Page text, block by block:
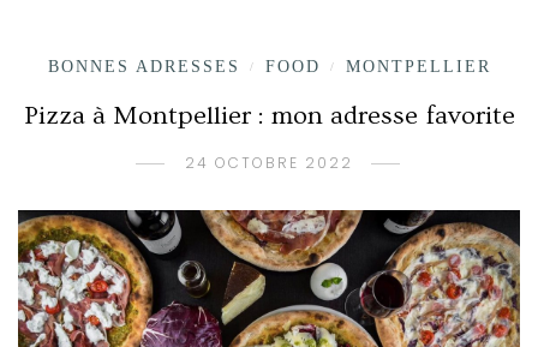
BONNES ADRESSES / FOOD / MONTPELLIER
Pizza à Montpellier : mon adresse favorite
24 OCTOBRE 2022